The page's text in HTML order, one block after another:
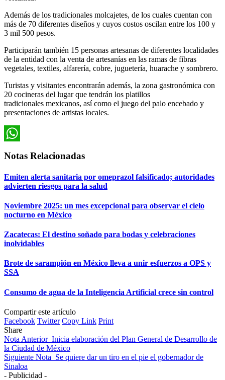
Además de los tradicionales molcajetes, de los cuales cuentan con
más de 70 diferentes diseños y cuyos costos oscilan entre los 100 y
3 mil 500 pesos.
Participarán también 15 personas artesanas de diferentes localidades
de la entidad con la venta de artesanías en las ramas de fibras
vegetales, textiles, alfarería, cobre, juguetería, huarache y sombrero.
Turistas y visitantes encontrarán además, la zona gastronómica con
20 cocineras del lugar que tendrán los platillos
tradicionales mexicanos, así como el juego del palo encebado y
presentaciones de artistas locales.
Notas Relacionadas
Emiten alerta sanitaria por omeprazol falsificado; autoridades
advierten riesgos para la salud
Noviembre 2025: un mes excepcional para observar el cielo
nocturno en México
Zacatecas: El destino soñado para bodas y celebraciones
inolvidables
Brote de sarampión en México lleva a unir esfuerzos a OPS y
SSA
Consumo de agua de la Inteligencia Artificial crece sin control
Compartir este artículo
Facebook Twitter Copy Link Print
Share
Nota Anterior Inicia elaboración del Plan General de Desarrollo de
la Ciudad de México
Siguiente Nota Se quiere dar un tiro en el pie el gobernador de
Sinaloa
- Publicidad -